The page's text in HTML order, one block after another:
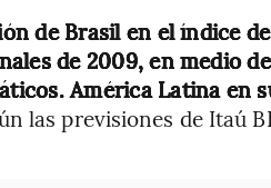
de Brasil en el índice
de 2009, en medio
América Latina en
las previsiones de Itaú